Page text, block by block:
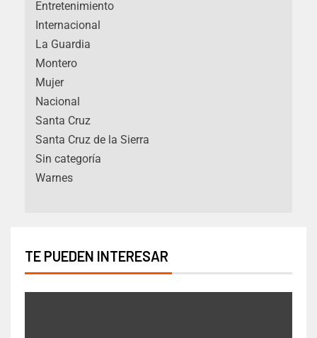
Entretenimiento
Internacional
La Guardia
Montero
Mujer
Nacional
Santa Cruz
Santa Cruz de la Sierra
Sin categoría
Warnes
TE PUEDEN INTERESAR